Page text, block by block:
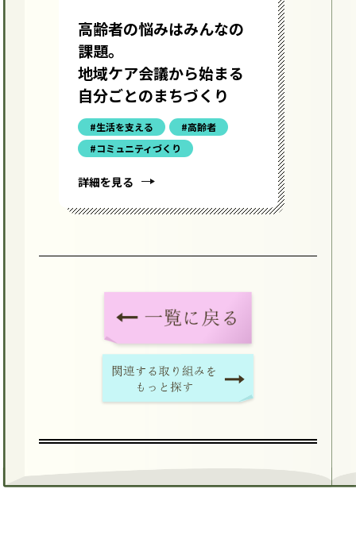
高齢者の悩みはみんなの
課題。
地域ケア会議から始まる
自分ごとのまちづくり
#生活を支える
#高齢者
#コミュニティづくり
詳細を見る